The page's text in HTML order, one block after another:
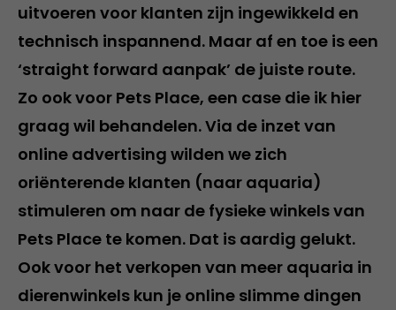
uitvoeren voor klanten zijn ingewikkeld en
technisch inspannend. Maar af en toe is een
‘straight forward aanpak’ de juiste route.
Zo ook voor Pets Place, een case die ik hier
graag wil behandelen. Via de inzet van
online advertising wilden we zich
oriënterende klanten (naar aquaria)
stimuleren om naar de fysieke winkels van
Pets Place te komen. Dat is aardig gelukt.
Ook voor het verkopen van meer aquaria in
dierenwinkels kun je online slimme dingen